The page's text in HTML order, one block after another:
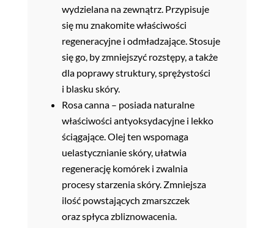
wydzielana na zewnątrz. Przypisuje
się mu znakomite właściwości
regeneracyjne i odmładzające. Stosuje
się go, by zmniejszyć rozstępy, a także
dla poprawy struktury, sprężystości
i blasku skóry.
Rosa canna – posiada naturalne
właściwości antyoksydacyjne i lekko
ściągające. Olej ten wspomaga
uelastycznianie skóry, ułatwia
regenerację komórek i zwalnia
procesy starzenia skóry. Zmniejsza
ilość powstających zmarszczek
oraz spłyca zbliznowacenia.